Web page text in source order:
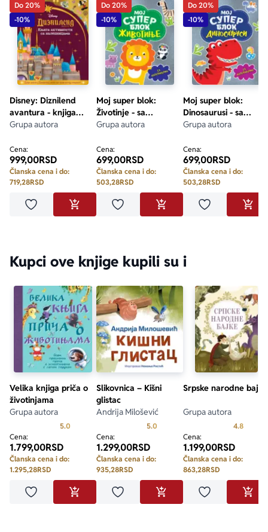
Do 20%
-10%
Disney: Diznilend
avantura - knjiga
aktivnosti sa
Grupa autora
Cena:
999,00RSD
Članska cena i do:
719,28RSD
Dodaj u omiljeneDODAJ U KORPU
Do 20%
-10%
Moj super blok:
Životinje - sa
nalepnicama
Grupa autora
Cena:
699,00RSD
Članska cena i do:
503,28RSD
Dodaj u omiljeneDODAJ U KORPU
Do 20%
-10%
Moj super blok:
Dinosaurusi - sa
nalepnicama
Grupa autora
Cena:
699,00RSD
Članska cena i do:
503,28RSD
Dodaj u
Kupci ove knjige kupili su i
Velika knjiga priča o
životinjama
Grupa autora
5.0 Prosecna ocena je 5.0 od 5
Cena:
1.799,00RSD
Članska cena i do:
1.295,28RSD
Dodaj u omiljeneDODAJ U KORPU
Slikovnica – Kišni
glistac
Andrija Milošević
5.0 Prosecna ocena je 5.0 od 5
Cena:
1.299,00RSD
Članska cena i do:
935,28RSD
Dodaj u omiljeneDODAJ U KORPU
Srpske narodne bajke
Grupa autora
4.8
Cena:
1.199,00RSD
Članska cena i do:
863,28RSD
Dodaj u